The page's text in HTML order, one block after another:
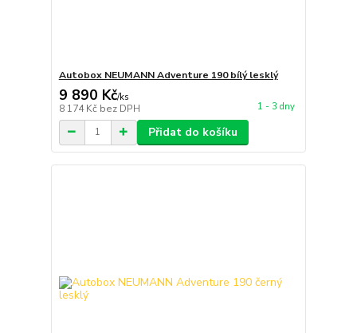
Autobox NEUMANN Adventure 190 bílý lesklý
9 890 Kč/ks
8 174 Kč bez DPH 1 - 3 dny
Přidat do košíku